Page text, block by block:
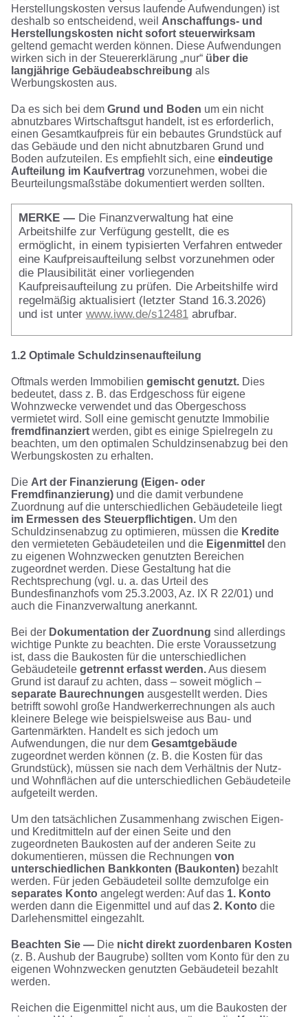
Herstellungskosten versus laufende Aufwendungen) ist
deshalb so entscheidend, weil Anschaffungs- und
Herstellungskosten nicht sofort steuerwirksam
geltend gemacht werden können. Diese Aufwendungen
wirken sich in der Steuererklärung „nur“ über die
langjährige Gebäudeabschreibung als
Werbungskosten aus.
Da es sich bei dem Grund und Boden um ein nicht
abnutzbares Wirtschaftsgut handelt, ist es erforderlich,
einen Gesamtkaufpreis für ein bebautes Grundstück auf
das Gebäude und den nicht abnutzbaren Grund und
Boden aufzuteilen. Es empfiehlt sich, eine eindeutige
Aufteilung im Kaufvertrag vorzunehmen, wobei die
Beurteilungsmaßstäbe dokumentiert werden sollten.
MERKE — Die Finanzverwaltung hat eine
Arbeitshilfe zur Verfügung gestellt, die es
ermöglicht, in einem typisierten Verfahren entweder
eine Kaufpreisaufteilung selbst vorzunehmen oder
die Plausibilität einer vorliegenden
Kaufpreisaufteilung zu prüfen. Die Arbeitshilfe wird
regelmäßig aktualisiert (letzter Stand 16.3.2026)
und ist unter www.iww.de/s12481abrufbar.
1.2 Optimale Schuldzinsenaufteilung
Oftmals werden Immobilien gemischt genutzt.Dies
bedeutet, dass z. B. das Erdgeschoss für eigene
Wohnzwecke verwendet und das Obergeschoss
vermietet wird. Soll eine gemischt genutzte Immobilie
fremdfinanziertwerden, gibt es einige Spielregeln zu
beachten, um den optimalen Schuldzinsenabzug bei den
Werbungskosten zu erhalten.
Die Art der Finanzierung (Eigen- oder
Fremdfinanzierung)und die damit verbundene
Zuordnung auf die unterschiedlichen Gebäudeteile liegt
im Ermessen des Steuerpflichtigen.Um den
Schuldzinsenabzug zu optimieren, müssen die Kredite
den vermieteten Gebäudeteilen und die Eigenmittel den
zu eigenen Wohnzwecken genutzten Bereichen
zugeordnet werden. Diese Gestaltung hat die
Rechtsprechung (vgl. u. a. das Urteil des
Bundesfinanzhofs vom 25.3.2003, Az. IX R 22/01) und
auch die Finanzverwaltung anerkannt.
Bei der Dokumentation der Zuordnung sind allerdings
wichtige Punkte zu beachten. Die erste Voraussetzung
ist, dass die Baukosten für die unterschiedlichen
Gebäudeteile getrennt erfasst werden.Aus diesem
Grund ist darauf zu achten, dass – soweit möglich –
separate Baurechnungen ausgestellt werden. Dies
betrifft sowohl große Handwerkerrechnungen als auch
kleinere Belege wie beispielsweise aus Bau- und
Gartenmärkten. Handelt es sich jedoch um
Aufwendungen, die nur dem Gesamtgebäude
zugeordnet werden können (z. B. die Kosten für das
Grundstück), müssen sie nach dem Verhältnis der Nutz-
und Wohnflächen auf die unterschiedlichen Gebäudeteile
aufgeteilt werden.
Um den tatsächlichen Zusammenhang zwischen Eigen-
und Kreditmitteln auf der einen Seite und den
zugeordneten Baukosten auf der anderen Seite zu
dokumentieren, müssen die Rechnungen von
unterschiedlichen Bankkonten (Baukonten)bezahlt
werden. Für jeden Gebäudeteil sollte demzufolge ein
separates Kontoangelegt werden: Auf das 1. Konto
werden dann die Eigenmittel und auf das 2. Kontodie
Darlehensmittel eingezahlt.
Beachten Sie — Die nicht direkt zuordenbaren Kosten
(z. B. Aushub der Baugrube) sollten vom Konto für den zu
eigenen Wohnzwecken genutzten Gebäudeteil bezahlt
werden.
Reichen die Eigenmittel nicht aus, um die Baukosten der